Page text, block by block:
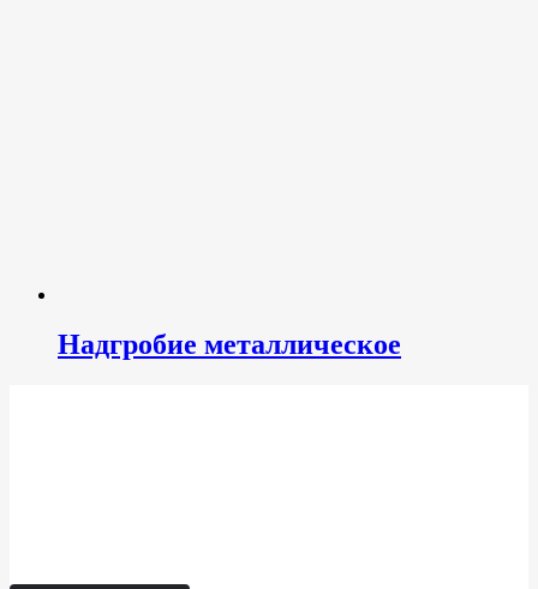
Надгробие металлическое